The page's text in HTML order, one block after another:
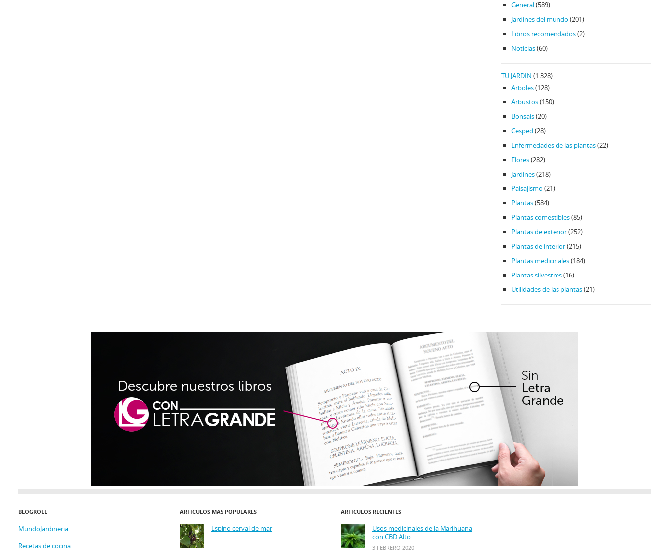
General(589)
Jardines del mundo (201)
Libros recomendados(2)
Noticias(60)
TU JARDIN (1.328)
Arboles(128)
Arbustos(150)
Bonsais(20)
Cesped (28)
Enfermedades de las plantas(22)
Flores(282)
Jardines(218)
Paisajismo (21)
Plantas(584)
Plantas comestibles(85)
Plantas de exterior(252)
Plantas de interior(215)
Plantas medicinales(184)
Plantas silvestres(16)
Utilidades de las plantas(21)
BLOGROLL
MundoJardineria
Recetas de cocina
ARTÍCULOS MÁS POPULARES
Espino cerval de mar
ARTÍCULOS RECIENTES
Usos medicinales de la Marihuana
con CBD Alto
3 FEBRERO 2020